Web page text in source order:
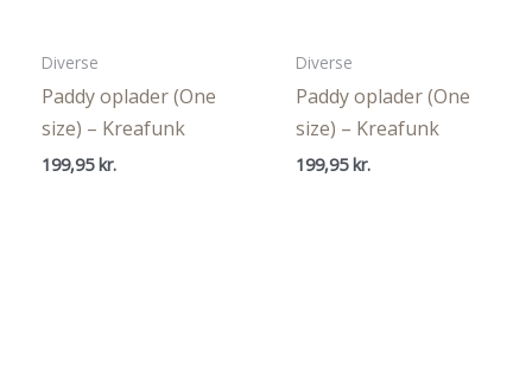
Diverse
Paddy oplader (One
size) – Kreafunk
199,95kr.
Diverse
Paddy oplader (One
size) – Kreafunk
199,95kr.